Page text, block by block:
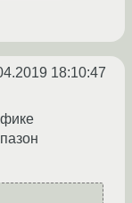
18:10:47